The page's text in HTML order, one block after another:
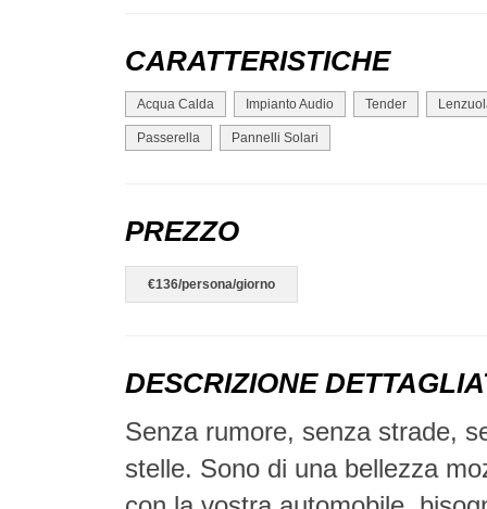
CARATTERISTICHE
Acqua Calda Impianto Audio Tender
Passerella Pannelli Solari
PREZZO
€136/persona/giorno
DESCRIZIONE
Senza rumore, senza strade,
stelle. Sono di una bellezza